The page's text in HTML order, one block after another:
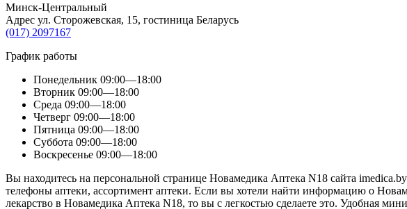
Минск-Центральный
Адрес ул. Сторожевская, 15, гостиница Беларусь
(017) 2097167
График работы
Понедельник 09:00—18:00
Вторник 09:00—18:00
Среда 09:00—18:00
Четверг 09:00—18:00
Пятница 09:00—18:00
Суббота 09:00—18:00
Воскресенье 09:00—18:00
Вы находитесь на персональной странице Новамедика Аптека N18 сайта
телефоны аптеки, ассортимент аптеки. Если вы хотели найти информацию о
лекарство в Новамедика Аптека N18, то вы с легкостью сделаете это. Удобная